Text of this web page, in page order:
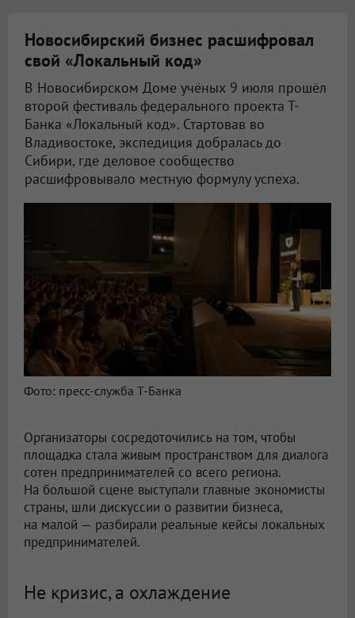
Новосибирский бизнес расшифровал
свой «Локальный код»
В Новосибирском Доме учёных 9 июля прошёл
второй фестиваль федерального проекта Т-
Банка «Локальный код». Стартовав во
Владивостоке, экспедиция добралась до
Сибири, где деловое сообщество
расшифровывало местную формулу успеха.
Фото: пресс-служба Т-Банка
Организаторы сосредоточились на том, чтобы
площадка стала живым пространством для диалога
сотен предпринимателей со всего региона.
На большой сцене выступали главные экономисты
страны, шли дискуссии о развитии бизнеса,
на малой — разбирали реальные кейсы локальных
предпринимателей.
Не кризис, а охлаждение